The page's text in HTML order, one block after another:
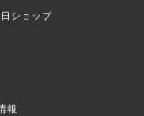
ショップ
報